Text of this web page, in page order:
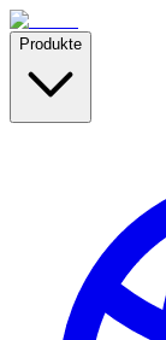
Produkte